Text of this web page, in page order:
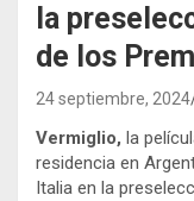
la
de los
24 septiembre, 2024
Vermiglio, la
residencia en
Italia en la